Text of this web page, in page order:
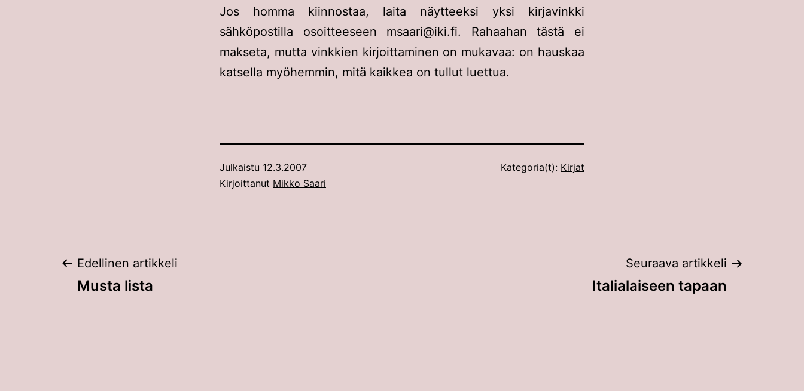
Jos homma kiinnostaa, laita näytteeksi yksi kirjavinkki
sähköpostilla osoitteeseen msaari@iki.fi. Rahaahan tästä ei
makseta, mutta vinkkien kirjoittaminen on mukavaa: on hauskaa
katsella myöhemmin, mitä kaikkea on tullut luettua.
Julkaistu 12.3.2007
Kirjoittanut Mikko Saari
Kategoria(t): Kirjat
Artikkelien
Edellinen artikkeli
Musta lista
Seuraava artikkeli
Italialaiseen tapaan